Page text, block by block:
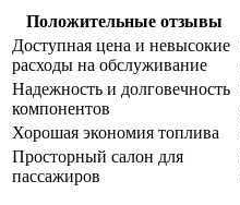
Положительные отзывы
Доступная цена и невысокие
расходы на обслуживание
Надежность и долговечность
компонентов
Хорошая экономия топлива
Просторный салон для
пассажиров